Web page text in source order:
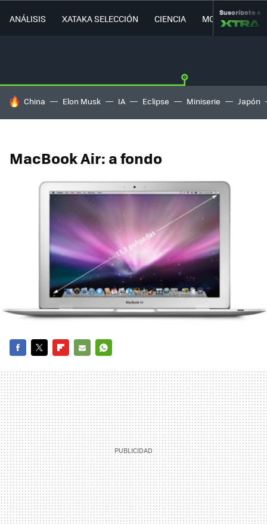
ANÁLISIS XATAKA SELECCIÓN CIENCIA MOVILIDAD
Suscríbete a
HOY SE HABLA DE
China Elon Musk IA Eclipse Miniserie Japón
MacBook Air: a fondo
MAIL